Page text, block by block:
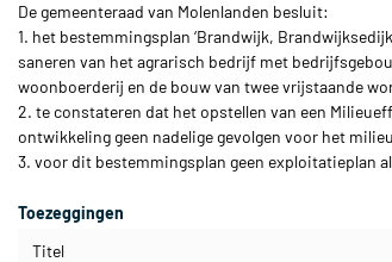
De gemeenteraad van Molenlanden besluit:
1. het bestemmingsplan ‘Brandwijk,
saneren van het agrarisch bedrijf met
woonboerderij en de bouw van twee vrijstaande
2. te constateren dat het opstellen van een
ontwikkeling geen nadelige gevolgen voor het
3. voor dit bestemmingsplan geen exploitatieplan
Toezeggingen
Titel